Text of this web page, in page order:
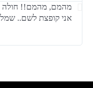
מהמם, מהמם!! חולה
אני קופצת לשם..